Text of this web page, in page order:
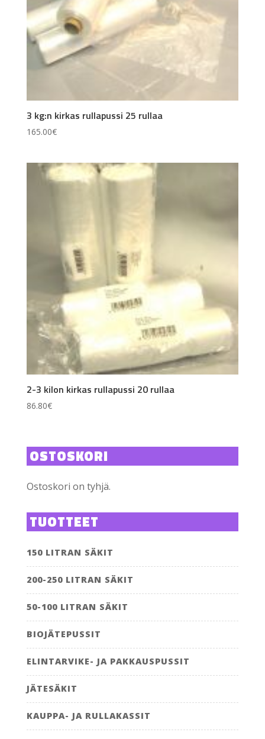
3 kg:n kirkas rullapussi 25 rullaa
165.00€
2-3 kilon kirkas rullapussi 20 rullaa
86.80€
OSTOSKORI
Ostoskori on tyhjä.
TUOTTEET
150 LITRAN SÄKIT
200-250 LITRAN SÄKIT
50-100 LITRAN SÄKIT
BIOJÄTEPUSSIT
ELINTARVIKE- JA PAKKAUSPUSSIT
JÄTESÄKIT
KAUPPA- JA RULLAKASSIT